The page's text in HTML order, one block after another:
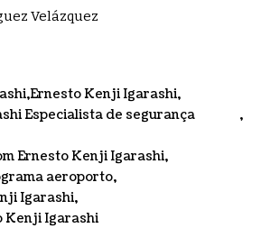
Velázquez
Ernesto Kenji Igarashi
Especialista de segurança
Ernesto Kenji Igarashi
aeroporto
Igarashi
Kenji Igarashi